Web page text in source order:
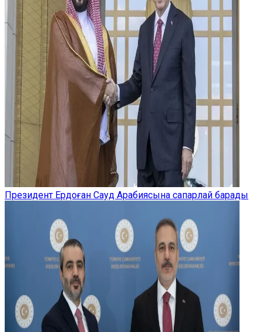
Президент Ердоған Сауд Арабиясына сапарлай барады